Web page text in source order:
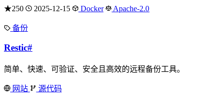
★250 2025-12-15 Docker Apache-2.0
备份
Restic#
简单、快速、可验证、安全且高效的远程备份工具。
网站 源代码